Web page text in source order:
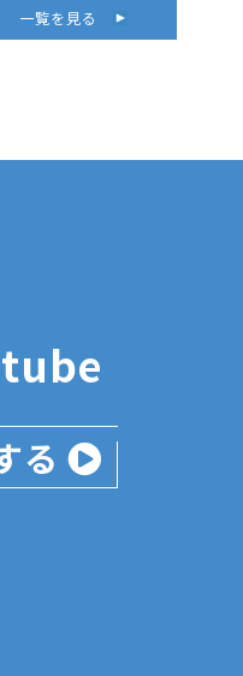
一覧を見る
る